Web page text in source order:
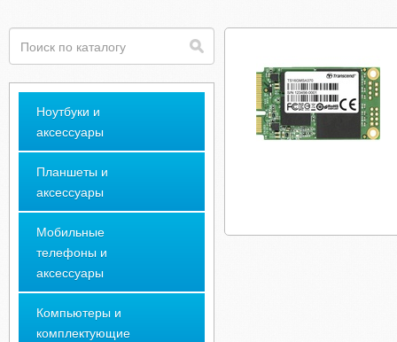
Ноутбуки и
аксессуары
Планшеты и
аксессуары
Мобильные
телефоны и
аксессуары
Компьютеры и
комплектующие